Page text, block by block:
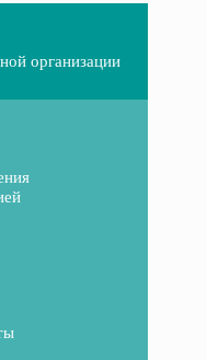
организации